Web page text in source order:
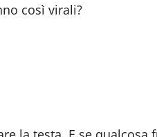
così virali?